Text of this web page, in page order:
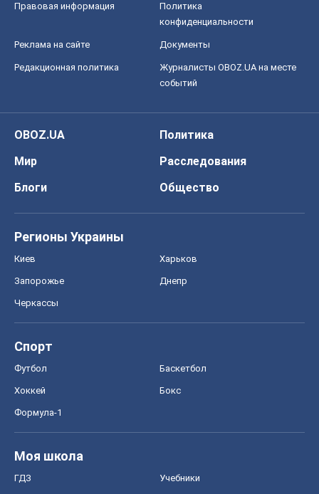
Правовая информация
Политика
конфиденциальности
Реклама на сайте Документы
Редакционная политика
Журналисты OBOZ.UA на месте
событий
OBOZ.UA
Политика
Мир
Расследования
Блоги
Общество
Регионы Украины
Киев Харьков
Запорожье Днепр
Черкассы
Спорт
Футбол Баскетбол
Хоккей Бокс
Формула-1
Моя школа
ГДЗ Учебники